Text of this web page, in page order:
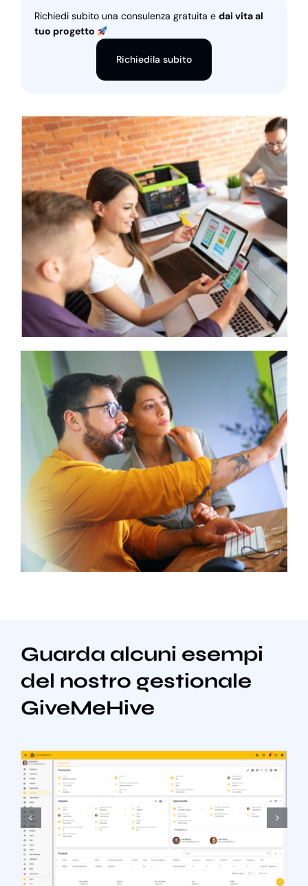
Richiedi subito una consulenza gratuita e dai vita al
tuo progetto
Richiedila subito
Guarda alcuni esempi
del nostro gestionale
GiveMeHive